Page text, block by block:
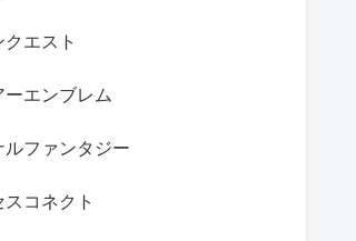
クエスト
ーエンブレム
ルファンタジー
コネクト